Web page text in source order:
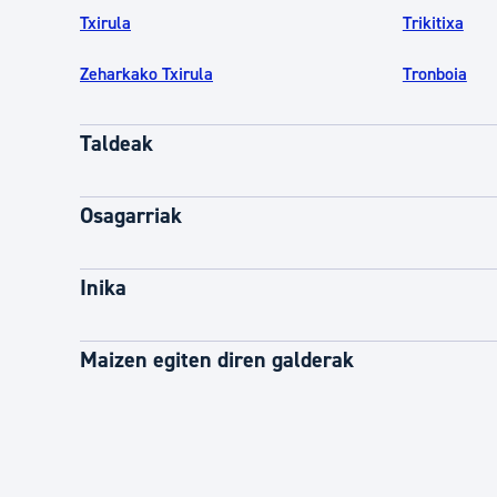
Txirula
Zeharkako Txirula
Trikitixa
Tronboia
Taldeak
Osagarriak
Inika
Maizen egiten diren galderak